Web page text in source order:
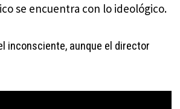
se encuentra con lo ideológico.
inconsciente, aunque el director